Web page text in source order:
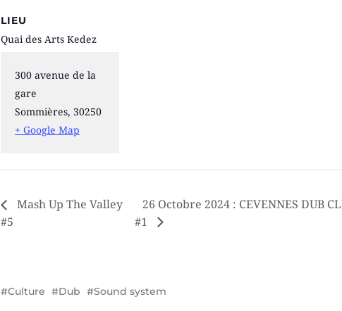
LIEU
Quai des Arts Kedez
300 avenue de la
gare
Sommières, 30250
+ Google Map
Mash Up The Valley
#5
26 Octobre 2024 : CEVENNES DUB
#1
Culture Dub Sound system